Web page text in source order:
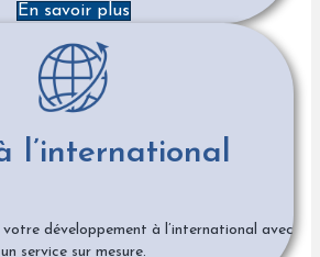
En savoir plus
l’international
développement à l’international avec
un service sur mesure.